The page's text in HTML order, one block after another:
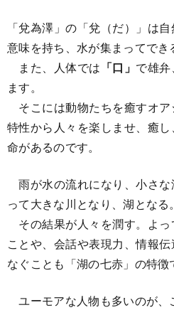
「兌為澤」の「兌（だ）」は
意味を持ち、水が集まってでき
また、人体では 「口」 で雄
ます。
そこには動物たちを癒すオ
特性から人々を楽しませ、癒
命があるのです。
雨が水の流れになり、小さな
って大きな川となり、湖となる。
その結果が人々を潤す。よ
ことや、会話や表現力、情報
なぐことも「湖の七赤」の特徴
ユーモアな人物も多いのが、